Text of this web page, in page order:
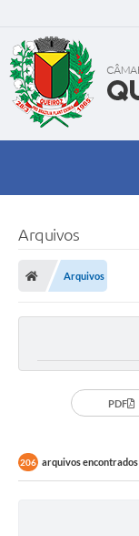
Arquivos
Arquivos
PDF
206 arquivos encontrados